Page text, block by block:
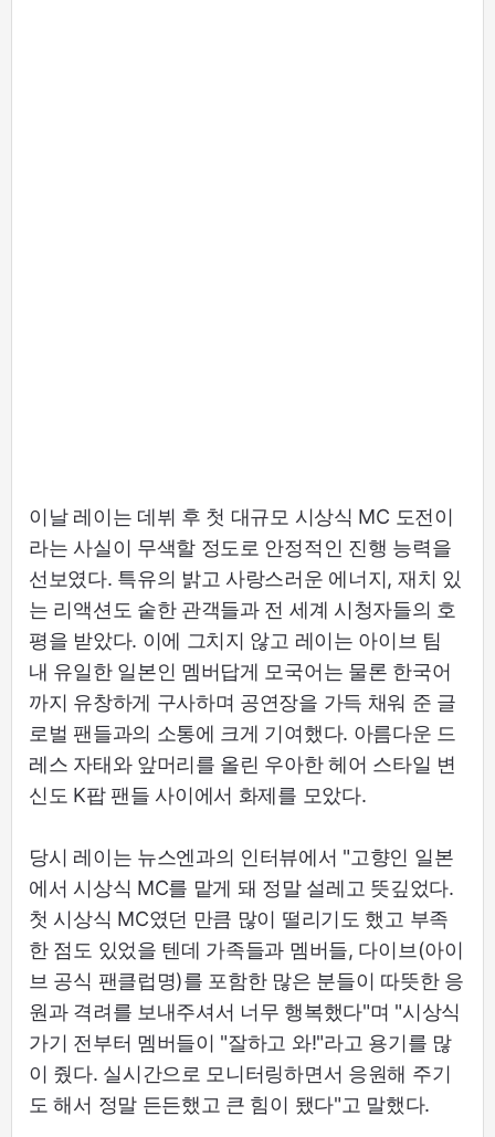
이날 레이는 데뷔 후 첫 대규모 시상식 MC 도전이
라는 사실이 무색할 정도로 안정적인 진행 능력을
선보였다. 특유의 밝고 사랑스러운 에너지, 재치 있
는 리액션도 숱한 관객들과 전 세계 시청자들의 호
평을 받았다. 이에 그치지 않고 레이는 아이브 팀
내 유일한 일본인 멤버답게 모국어는 물론 한국어
까지 유창하게 구사하며 공연장을 가득 채워 준 글
로벌 팬들과의 소통에 크게 기여했다. 아름다운 드
레스 자태와 앞머리를 올린 우아한 헤어 스타일 변
신도 K팝 팬들 사이에서 화제를 모았다.
당시 레이는 뉴스엔과의 인터뷰에서 "고향인 일본
에서 시상식 MC를 맡게 돼 정말 설레고 뜻깊었다.
첫 시상식 MC였던 만큼 많이 떨리기도 했고 부족
한 점도 있었을 텐데 가족들과 멤버들, 다이브(아이
브 공식 팬클럽명)를 포함한 많은 분들이 따뜻한 응
원과 격려를 보내주셔서 너무 행복했다"며 "시상식
가기 전부터 멤버들이 "잘하고 와!"라고 용기를 많
이 줬다. 실시간으로 모니터링하면서 응원해 주기
도 해서 정말 든든했고 큰 힘이 됐다"고 말했다.